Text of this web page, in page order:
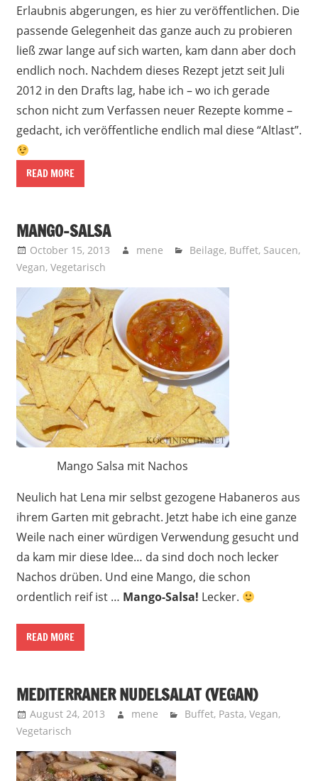
Erlaubnis abgerungen, es hier zu veröffentlichen. Die
passende Gelegenheit das ganze auch zu probieren
ließ zwar lange auf sich warten, kam dann aber doch
endlich noch. Nachdem dieses Rezept jetzt seit Juli
2012 in den Drafts lag, habe ich – wo ich gerade
schon nicht zum Verfassen neuer Rezepte komme –
gedacht, ich veröffentliche endlich mal diese “Altlast”.
READ MORE
MANGO-SALSA
October 15, 2013 mene Beilage, Buffet, Saucen,
Vegan, Vegetarisch
Mango Salsa mit Nachos
Neulich hat Lena mir selbst gezogene Habaneros aus
ihrem Garten mit gebracht. Jetzt habe ich eine ganze
Weile nach einer würdigen Verwendung gesucht und
da kam mir diese Idee… da sind doch noch lecker
Nachos drüben. Und eine Mango, die schon
ordentlich reif ist … Mango-Salsa! Lecker.
READ MORE
MEDITERRANER NUDELSALAT (VEGAN)
August 24, 2013 mene Buffet, Pasta,Vegan,
Vegetarisch